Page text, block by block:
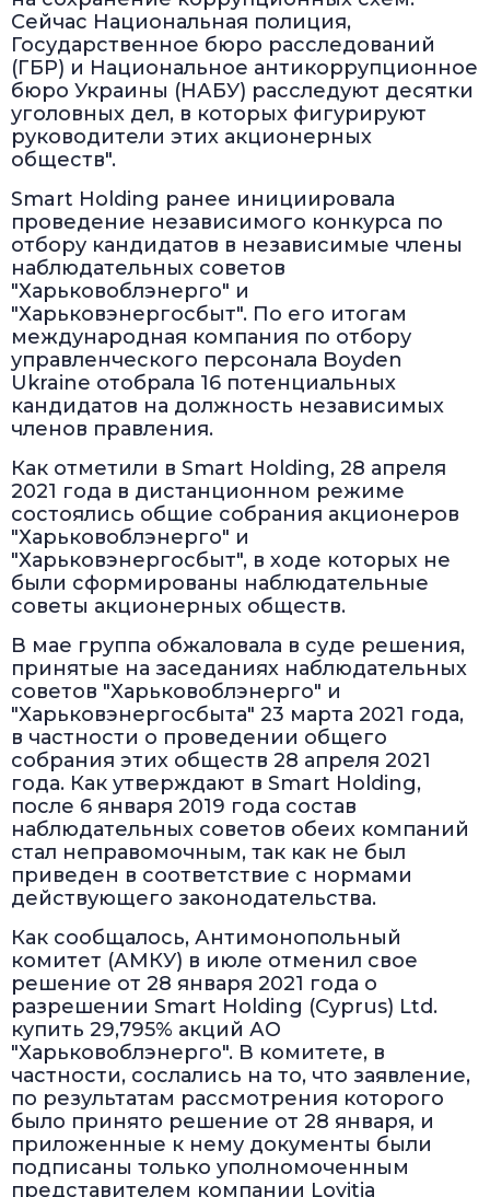
Сейчас Национальная полиция,
Государственное бюро расследований
(ГБР) и Национальное антикоррупционное
бюро Украины (НАБУ) расследуют десятки
уголовных дел, в которых фигурируют
руководители этих акционерных
обществ".
Smart Holding ранее инициировала
проведение независимого конкурса по
отбору кандидатов в независимые члены
наблюдательных советов
"Харьковоблэнерго" и
"Харьковэнергосбыт". По его итогам
международная компания по отбору
управленческого персонала Boyden
Ukraine отобрала 16 потенциальных
кандидатов на должность независимых
членов правления.
Как отметили в Smart Holding, 28 апреля
2021 года в дистанционном режиме
состоялись общие собрания акционеров
"Харьковоблэнерго" и
"Харьковэнергосбыт", в ходе которых не
были сформированы наблюдательные
советы акционерных обществ.
В мае группа обжаловала в суде решения,
принятые на заседаниях наблюдательных
советов "Харьковоблэнерго" и
"Харьковэнергосбыта" 23 марта 2021 года,
в частности о проведении общего
собрания этих обществ 28 апреля 2021
года. Как утверждают в Smart Holding,
после 6 января 2019 года состав
наблюдательных советов обеих компаний
стал неправомочным, так как не был
приведен в соответствие с нормами
действующего законодательства.
Как сообщалось, Антимонопольный
комитет (АМКУ) в июле отменил свое
решение от 28 января 2021 года о
разрешении Smart Holding (Cyprus) Ltd.
купить 29,795% акций АО
"Харьковоблэнерго". В комитете, в
частности, сослались на то, что заявление,
по результатам рассмотрения которого
было принято решение от 28 января, и
приложенные к нему документы были
подписаны только уполномоченным
представителем компании Lovitia